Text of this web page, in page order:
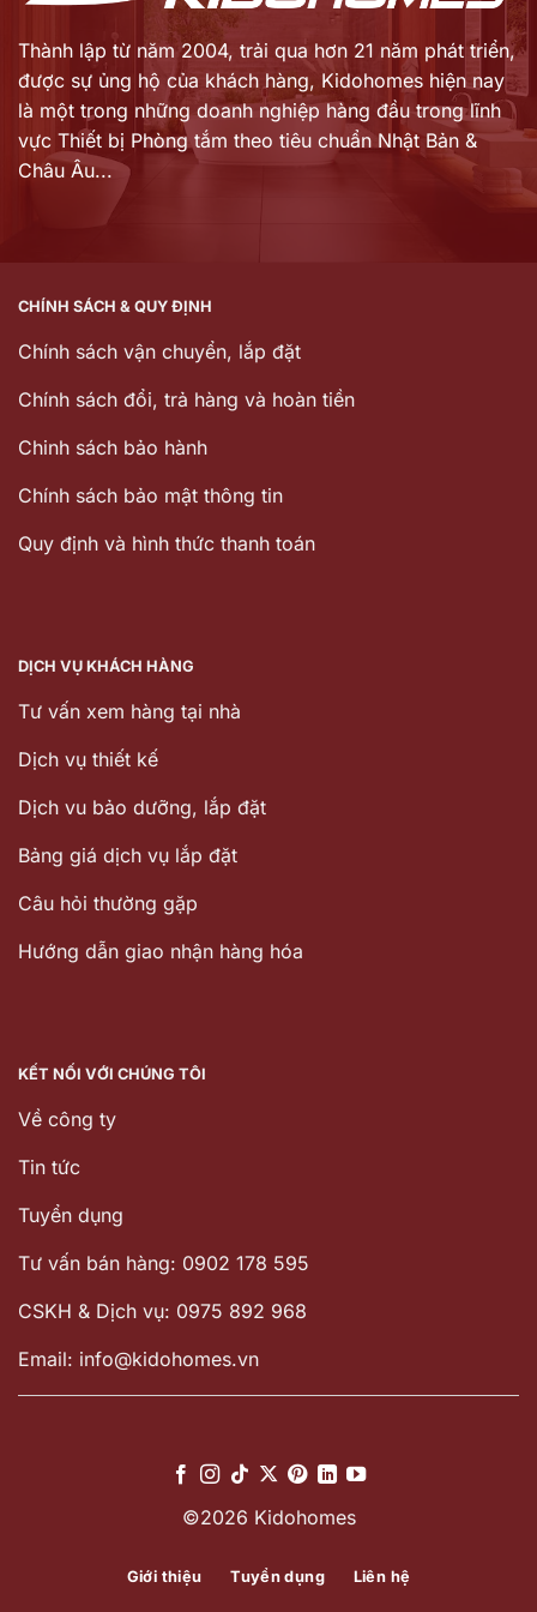
Thành lập từ năm 2004, trải qua hơn 21 năm phát triển,
được sự ủng hộ của khách hàng, Kidohomes hiện nay
là một trong những doanh nghiệp hàng đầu trong lĩnh
vực Thiết bị Phòng tắm theo tiêu chuẩn Nhật Bản &
Châu Âu...
CHÍNH SÁCH & QUY ĐỊNH
Chính sách vận chuyển, lắp đặt
Chính sách đổi, trả hàng và hoàn tiền
Chinh sách bảo hành
Chính sách bảo mật thông tin
Quy định và hình thức thanh toán
DỊCH VỤ KHÁCH HÀNG
Tư vấn xem hàng tại nhà
Dịch vụ thiết kế
Dịch vu bảo dưỡng, lắp đặt
Bảng giá dịch vụ lắp đặt
Câu hỏi thường gặp
Hướng dẫn giao nhận hàng hóa
KẾT NỐI VỚI CHÚNG TÔI
Về công ty
Tin tức
Tuyển dụng
Tư vấn bán hàng: 0902 178 595
CSKH & Dịch vụ: 0975 892 968
Email: info@kidohomes.vn
©2026 Kidohomes
Giới thiệu Tuyển dụng Liên hệ